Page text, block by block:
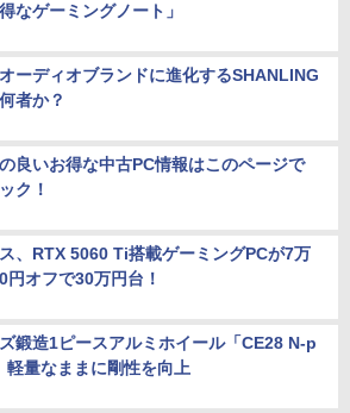
得なゲーミングノート」
ーディオブランドに進化するSHANLING
者か？
良いお得な中古PC情報はこのページで
ク！
、RTX 5060 Ti搭載ゲーミングPCが7万
円オフで30万円台！
鍛造1ピースアルミホイール「CE28 N-p
軽量なままに剛性を向上